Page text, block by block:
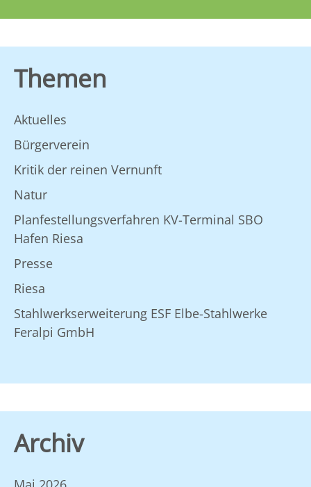
Themen
Aktuelles
Bürgerverein
Kritik der reinen Vernunft
Natur
Planfestellungsverfahren KV-Terminal SBO
Hafen Riesa
Presse
Riesa
Stahlwerkserweiterung ESF Elbe-Stahlwerke
Feralpi GmbH
Archiv